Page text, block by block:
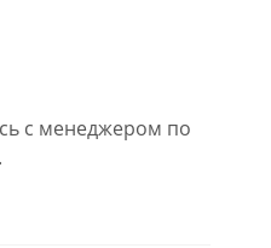
с менеджером по